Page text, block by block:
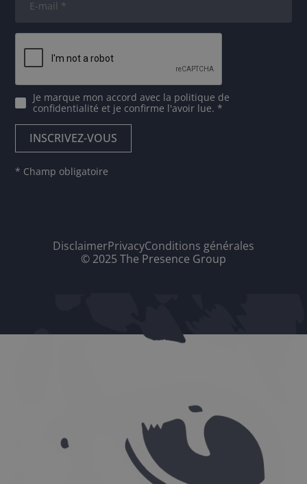
Je marque mon accord avec la politique de
confidentialité et je confirme l'avoir lue. *
* Champ obligatoire
DisclaimerPrivacyConditions générales
© 2025 The Presence Group